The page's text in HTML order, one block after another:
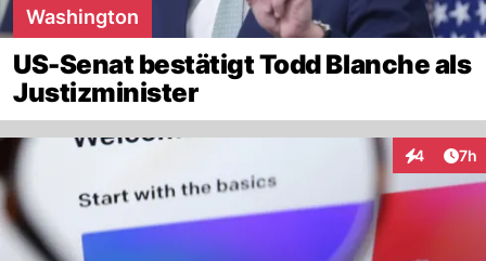
Washington
US-Senat bestätigt Todd Blanche als
Justizminister
4 7h